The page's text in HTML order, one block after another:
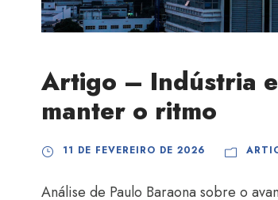
Artigo – Indústria
manter o ritmo
11 DE FEVEREIRO DE 2026
Análise de Paulo Baraona sobre o